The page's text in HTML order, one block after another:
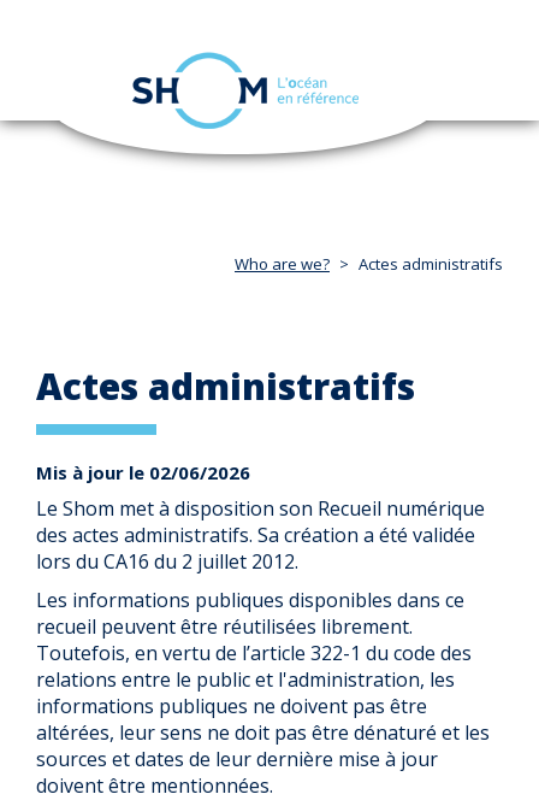
Skip
navigation
Who are we? Actes administratifs
Actes administratifs
Mis à jour le 02/06/2026
Le Shom met à disposition son Recueil numérique
des actes administratifs. Sa création a été validée
lors du CA16 du 2 juillet 2012.
Les informations publiques disponibles dans ce
recueil peuvent être réutilisées librement.
Toutefois, en vertu de l’article 322-1 du code des
relations entre le public et l'administration, les
informations publiques ne doivent pas être
altérées, leur sens ne doit pas être dénaturé et les
sources et dates de leur dernière mise à jour
doivent être mentionnées.